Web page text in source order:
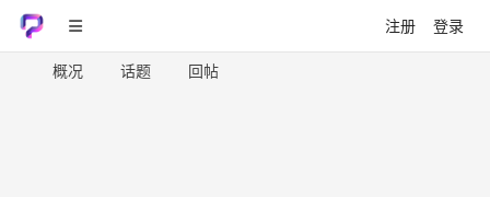
注册 登录
概况 话题 回帖